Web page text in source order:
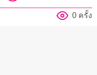
0 ครั้ง